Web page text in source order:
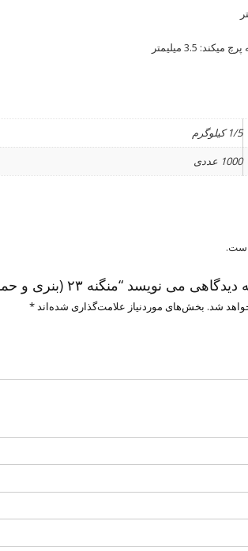
3.5 میلیمتر
1/5 کیلوگرم
1000 عددی
“منگنه ۲۳ (بنری و حمامی) دودی (500 عددی)”
شد. بخش‌های موردنیاز علامت‌گذاری شده‌اند*